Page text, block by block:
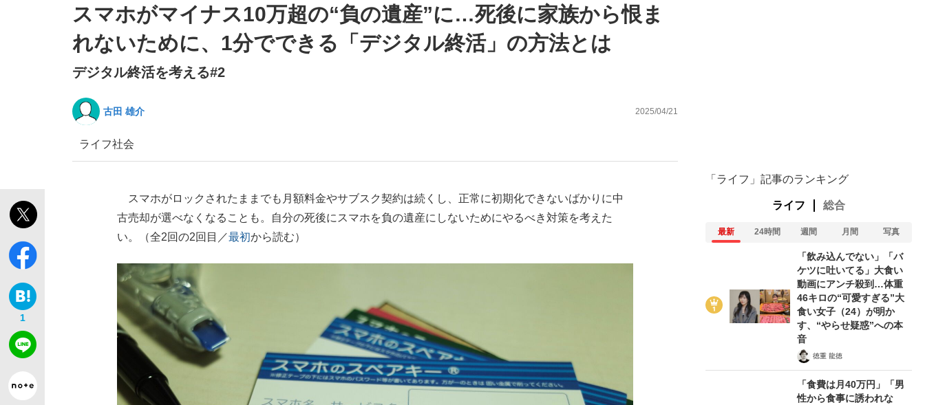
スマホがマイナス10万超の“負の遺産”に…死後に家族から恨ま
れないために、1分でできる「デジタル終活」の方法とは
デジタル終活を考える#2
古田 雄介 2025/04/21
ライフ社会
1
スマホがロックされたままでも月額料金やサブスク契約は続くし、正常に初期化できないばかりに中
古売却が選べなくなることも。自分の死後にスマホを負の遺産にしないためにやるべき対策を考えた
い。（全2回の2回目／最初から読む）
「ライフ」記事のランキング
ライフ 総合
最新 24時間 週間 月間 写真
「飲み込んでない」「バ
ケツに吐いてる」大食い
動画にアンチ殺到…体重
46キロの“可愛すぎる”大
食い女子（24）が明か
す、“やらせ疑惑”への本
音
徳重 龍徳
「食費は月40万円」「男
性から食事に誘われな